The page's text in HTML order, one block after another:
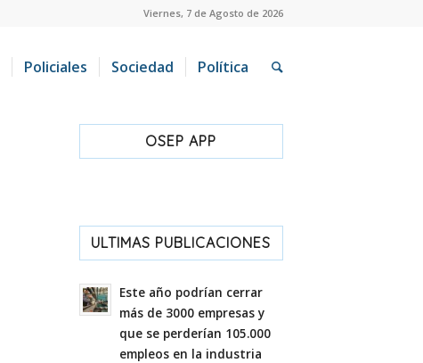
Viernes, 7 de Agosto de 2026
Policiales Sociedad Política
OSEP APP
ULTIMAS PUBLICACIONES
Este año podrían cerrar
más de 3000 empresas y
que se perderían 105.000
empleos en la industria